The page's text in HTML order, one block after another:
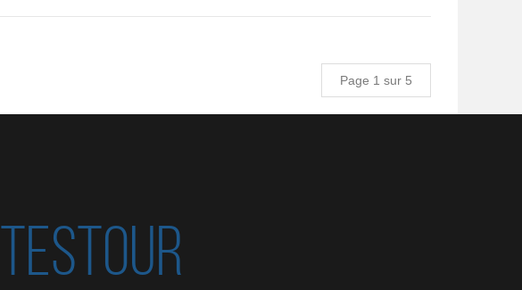
Page 1 sur 5
TESTOUR